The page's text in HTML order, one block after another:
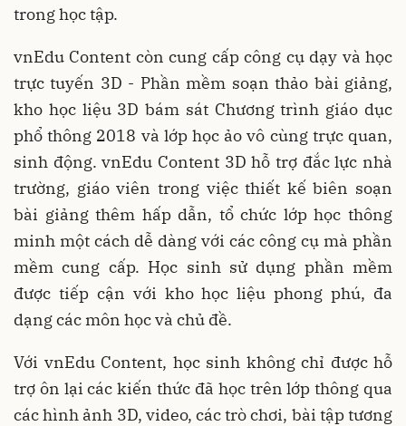
trong học tập.
vnEdu Content còn cung cấp công cụ dạy và học
trực tuyến 3D - Phần mềm soạn thảo bài giảng,
kho học liệu 3D bám sát Chương trình giáo dục
phổ thông 2018 và lớp học ảo vô cùng trực quan,
sinh động. vnEdu Content 3D hỗ trợ đắc lực nhà
trường, giáo viên trong việc thiết kế biên soạn
bài giảng thêm hấp dẫn, tổ chức lớp học thông
minh một cách dễ dàng với các công cụ mà phần
mềm cung cấp. Học sinh sử dụng phần mềm
được tiếp cận với kho học liệu phong phú, đa
dạng các môn học và chủ đề.
Với vnEdu Content, học sinh không chỉ được hỗ
trợ ôn lại các kiến thức đã học trên lớp thông qua
các hình ảnh 3D, video, các trò chơi, bài tập tương